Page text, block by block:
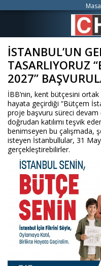
İSTANBUL’UN
TASARLIYORUZ
2027”
İBB’nin, kent bütçesini ortak
hayata geçirdiği “Bütçem
proje başvuru süreci
doğrudan katılımı teşvik
benimseyen bu çalışmada,
isteyen İstanbullular, 31
gerçekleştirebilirler.